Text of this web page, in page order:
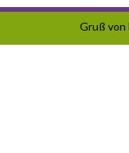
Gruß von